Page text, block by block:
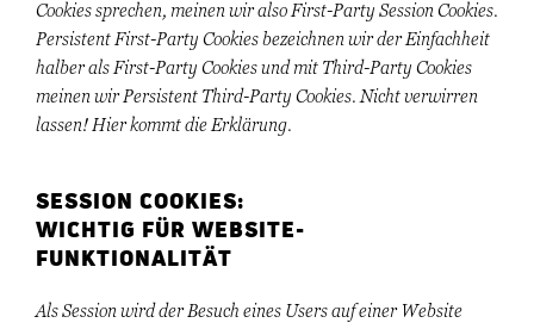
Cookies sprechen, meinen wir also First-Party Session Cookies.
Persistent First-Party Cookies bezeichnen wir der Einfachheit
halber als First-Party Cookies und mit Third-Party Cookies
meinen wir Persistent Third-Party Cookies. Nicht verwirren
lassen! Hier kommt die Erklärung.
SESSION COOKIES:
WICHTIG FÜR WEBSITE-
FUNKTIONALITÄT
Als Session wird der Besuch eines Users auf einer Website